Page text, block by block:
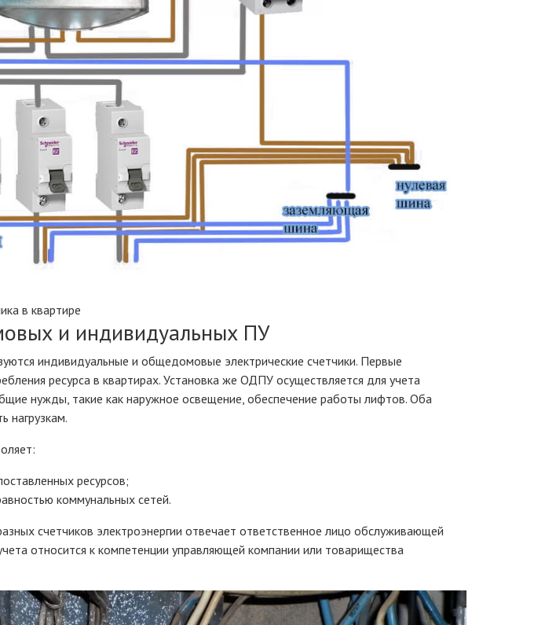
в квартире
и индивидуальных ПУ
индивидуальные и общедомовые электрические счетчики. Первые
ресурса в квартирах. Установка же ОДПУ осуществляется для учета
нужды, такие как наружное освещение, обеспечение работы лифтов. Оба
нагрузкам.
ресурсов;
коммунальных сетей.
счетчиков электроэнергии отвечает ответственное лицо обслуживающей
относится к компетенции управляющей компании или товарищества